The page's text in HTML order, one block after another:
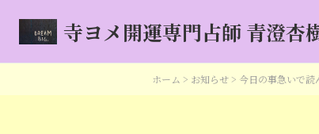
寺ヨメ開運専門占師 青澄杏
ホーム > お知らせ > 今日の事急いで読